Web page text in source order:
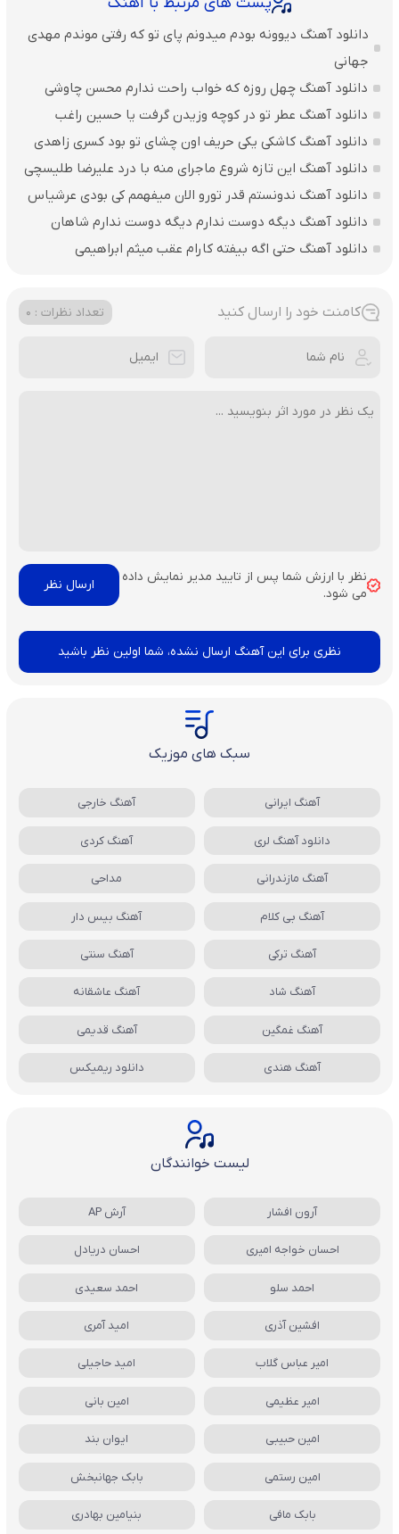
دانلود آهنگ دیوونه بودم میدونم پای تو که رفتی موندم مهدی
جهانی
دانلود آهنگ چهل روزه که خواب راحت ندارم محسن چاوشی
دانلود آهنگ عطر تو در کوچه وزیدن گرفت یا حسین راغب
دانلود آهنگ کاشکی یکی حریف اون چشای تو بود کسری زاهدی
دانلود آهنگ این تازه شروع ماجرای منه با درد علیرضا طلیسچی
دانلود آهنگ ندونستم قدر تورو الان میفهمم کی بودی عرشیاس
دانلود آهنگ دیگه دوست ندارم دیگه دوست ندارم شاهان
دانلود آهنگ حتی اگه بیفته کارام عقب میثم ابراهیمی
کامنت خود را ارسال کنید تعداد نظرات : 0
نظر با ارزش شما پس از تایید مدیر نمایش داده
می شود.
نظری برای این آهنگ ارسال نشده، شما اولین نظر باشید
سبک های موزیک
آهنگ ایرانی آهنگ خارجی
دانلود آهنگ لری آهنگ کردی
آهنگ مازندرانی مداحی
آهنگ بی کلام آهنگ بیس دار
آهنگ ترکی آهنگ سنتی
آهنگ شاد آهنگ عاشقانه
آهنگ غمگین آهنگ قدیمی
آهنگ هندی دانلود ریمیکس
لیست خوانندگان
آرون افشار آرش AP
احسان خواجه امیری احسان دریادل
احمد سلو احمد سعیدی
افشین آذری امید آمری
امیر عباس گلاب امید حاجیلی
امیر عظیمی امین بانی
امین حبیبی ایوان بند
امین رستمی بابک جهانبخش
بابک مافی بنیامین بهادری